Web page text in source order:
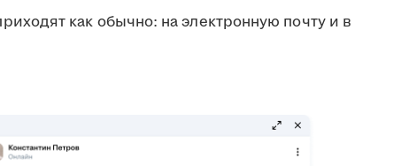
как обычно: на электронную почту и в